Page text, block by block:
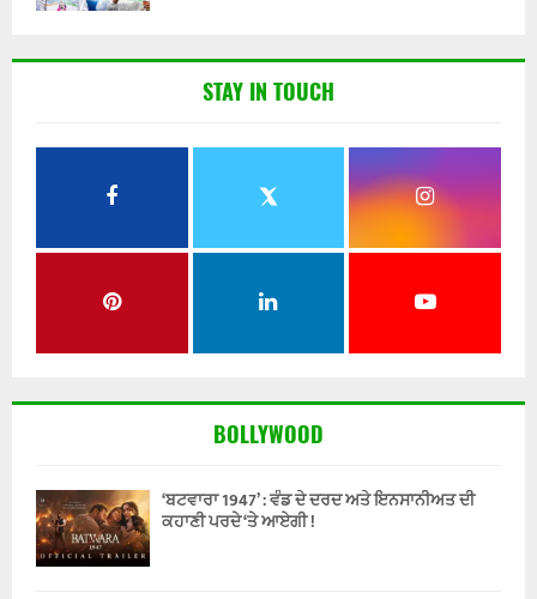
STAY IN TOUCH
BOLLYWOOD
‘ਬਟਵਾਰਾ 1947’ : ਵੰਡ ਦੇ ਦਰਦ ਅਤੇ ਇਨਸਾਨੀਅਤ ਦੀ
ਕਹਾਣੀ ਪਰਦੇ ‘ਤੇ ਆਏਗੀ !